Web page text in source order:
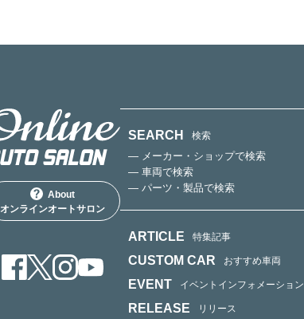
About
オンラインオートサロン
SEARCH 検索
— メーカー・ショップで検索
— 車両で検索
— パーツ・製品で検索
ARTICLE 特集記事
CUSTOM CAR おすすめ車両
EVENT イベントインフォメーション
RELEASE リリース